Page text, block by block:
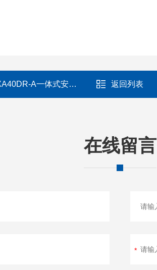
A一体式安装静电保护 返回列表
在线留言